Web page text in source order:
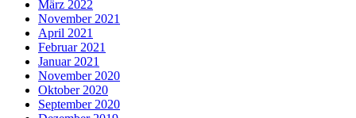
März 2022
November 2021
April 2021
Februar 2021
Januar 2021
November 2020
Oktober 2020
September 2020